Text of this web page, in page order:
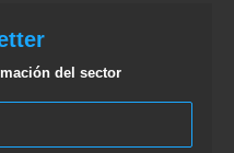
del sector